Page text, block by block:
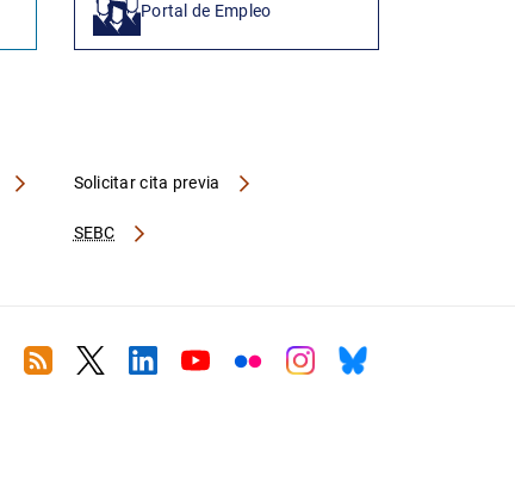
Portal de Empleo
SEBC
Solicitar cita previa
RSS TwitterLinkedin
YoutubeFlickrInstagram
Bluesky